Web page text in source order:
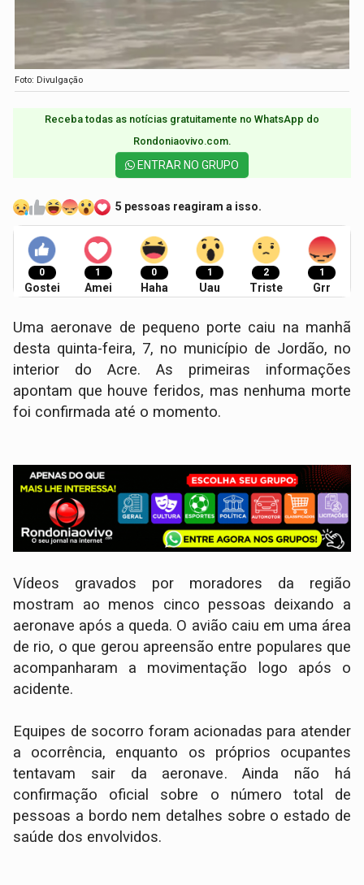
Foto: Divulgação
Receba todas as notícias gratuitamente no WhatsApp do
Rondoniaovivo.com.​
ENTRAR NO GRUPO
5 pessoas reagiram a isso.
0
Gostei
1
Amei
0
Haha
1
Uau
2
Triste
1
Grr
Uma aeronave de pequeno porte caiu na manhã
desta quinta-feira, 7, no município de Jordão, no
interior do Acre. As primeiras informações
apontam que houve feridos, mas nenhuma morte
foi confirmada até o momento.
Vídeos gravados por moradores da região
mostram ao menos cinco pessoas deixando a
aeronave após a queda. O avião caiu em uma área
de rio, o que gerou apreensão entre populares que
acompanharam a movimentação logo após o
acidente.
Equipes de socorro foram acionadas para atender
a ocorrência, enquanto os próprios ocupantes
tentavam sair da aeronave. Ainda não há
confirmação oficial sobre o número total de
pessoas a bordo nem detalhes sobre o estado de
saúde dos envolvidos.